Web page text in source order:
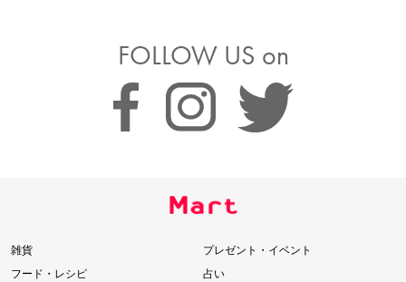
FOLLOW US on
雑貨
フード・レシピ
プレゼント・イベント
占い